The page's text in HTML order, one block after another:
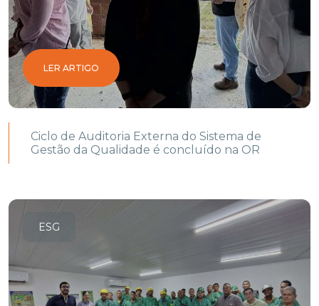
LER ARTIGO
Ciclo de Auditoria Externa do Sistema de
Gestão da Qualidade é concluído na OR
ESG